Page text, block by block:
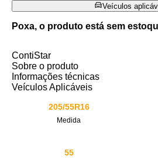
Veículos
Poxa, o produto está sem
ContiStar
Sobre o produto
Informações técnicas
Veículos Aplicáveis
205/55R16
Medida
55